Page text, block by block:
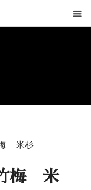
米杉
梅 米